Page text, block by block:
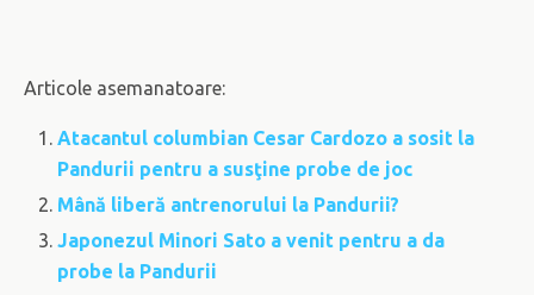
Articole asemanatoare:
Atacantul columbian Cesar Cardozo a sosit la
Pandurii pentru a susţine probe de joc
Mână liberă antrenorului la Pandurii?
Japonezul Minori Sato a venit pentru a da
probe la Pandurii